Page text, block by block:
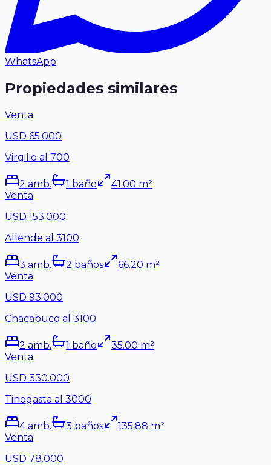
WhatsApp
Propiedades similares
Venta
USD 65.000
Virgilio al 700
2 amb. 1 baño 41.00 m²
Venta
USD 153.000
Allende al 3100
3 amb. 2 baños 66.20 m²
Venta
USD 93.000
Chacabuco al 3100
2 amb. 1 baño 35.00 m²
Venta
USD 330.000
Tinogasta al 3000
4amb. 3 baños 135.88 m²
Venta
USD 78.000